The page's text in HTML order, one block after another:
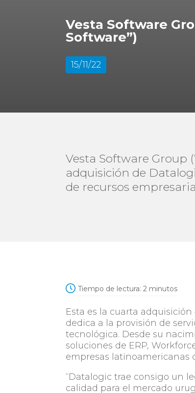
Vesta Software
Software”)
15/11/22
Vesta Software Group
adquisición de
de recursos
Tiempo de lectura: 2 minutos
Esta es la cuarta
dedica a la provisión de
tecnológica. Desde su
soluciones de ERP,
empresas latinoamericanas
“Datalogic trae consigo un
calidad para el mercado